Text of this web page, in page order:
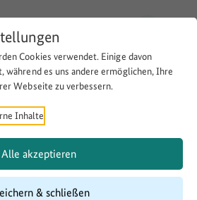
Cookies verwendet. Einige davon
während es uns andere ermöglichen, Ihre
Webseite zu verbessern.
Inhalte
Alle akzeptieren
& schließen
Krickettraining
Fahrdienstes
Download Copy link